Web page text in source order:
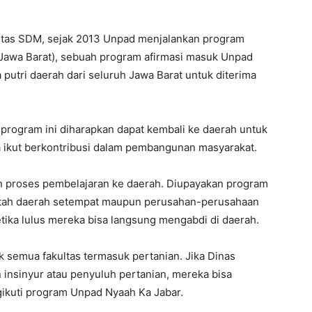
SDM, sejak 2013 Unpad menjalankan program
Barat), sebuah program afirmasi masuk Unpad
daerah dari seluruh Jawa Barat untuk diterima
ini diharapkan dapat kembali ke daerah untuk
berkontribusi dalam pembangunan masyarakat.
pembelajaran ke daerah. Diupayakan program
daerah setempat maupun perusahan-perusahaan
lulus mereka bisa langsung mengabdi di daerah.
fakultas termasuk pertanian. Jika Dinas
atau penyuluh pertanian, mereka bisa
program Unpad Nyaah Ka Jabar.